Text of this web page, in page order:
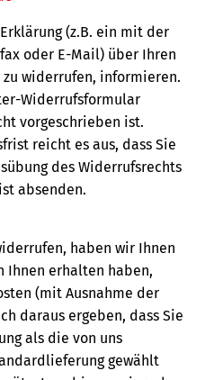
(z.B. ein mit der
oder E-Mail) über Ihren
zu widerrufen, informieren.
Widerrufsformular
vorgeschrieben ist.
reicht es aus, dass Sie
des Widerrufsrechts
absenden.
haben wir Ihnen
Ihnen erhalten haben,
(mit Ausnahme der
daraus ergeben, dass Sie
als die von uns
gewählt